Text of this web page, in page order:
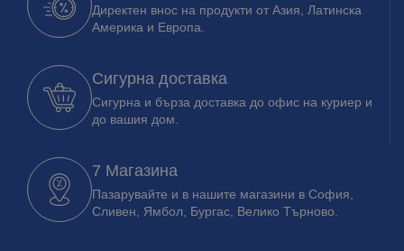
Директен внос на продукти от Азия, Латинска
Америка и Европа.
Сигурна доставка
Сигурна и бърза доставка до офис на куриер и
до вашия дом.
7 Магазина
Пазарувайте и в нашите магазини в София,
Сливен, Ямбол, Бургас, Велико Търново.